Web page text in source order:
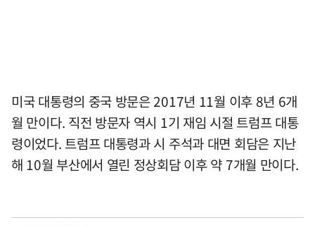
미국 대통령의 중국 방문은 2017년 11월 이후 8년 6개
월 만이다. 직전 방문자 역시 1기 재임 시절 트럼프 대통
령이었다. 트럼프 대통령과 시 주석과 대면 회담은 지난
해 10월 부산에서 열린 정상회담 이후 약 7개월 만이다.